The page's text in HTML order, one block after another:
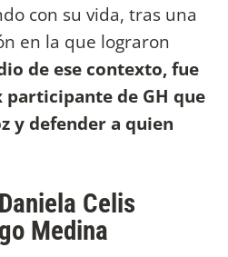
con su vida, tras una
en la que lograron
de ese contexto, fue
participante de GH que
y defender a quien
Celis
Medina